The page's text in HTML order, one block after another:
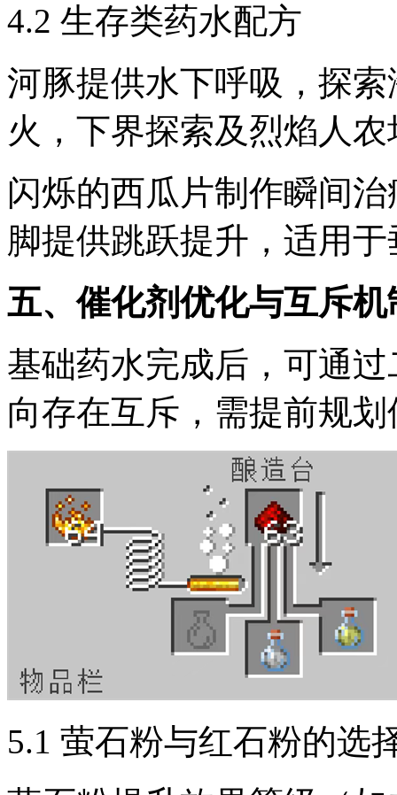
4.2 生存类药水配方
河豚提供水下呼吸，探
火，下界探索及烈焰人
闪烁的西瓜片制作瞬间
脚提供跳跃提升，适用
五、催化剂优化与互斥机
基础药水完成后，可通
向存在互斥，需提前规
5.1 萤石粉与红石粉的选